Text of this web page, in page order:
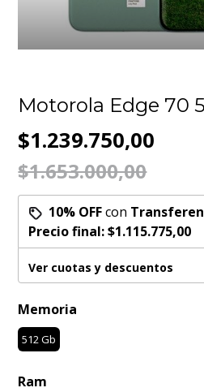
Motorola Edge 70
$1.239.750,00
$1.653.000,00
10% OFFcon
Precio final:$1.115.775,00
Ver cuotas y descuentos
Memoria
512 Gb
Ram